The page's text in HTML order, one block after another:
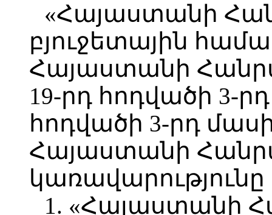
«Հայաստանի
բյուջետային
Հայաստանի
19-րդ հոդվածի 3-
հոդվածի 3-րդ
Հայաստանի
կառավարությունը
1. «Հայաստանի